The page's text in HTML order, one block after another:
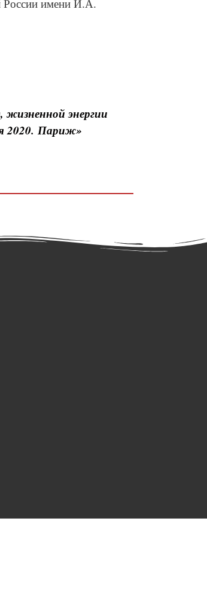
России имени И.А.
жизненной энергии
2020. Париж»